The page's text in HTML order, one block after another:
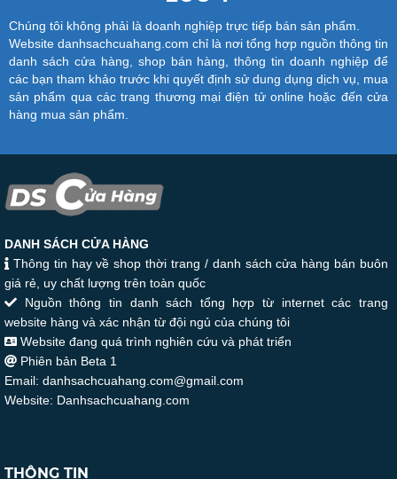
Chúng tôi không phải là doanh nghiệp trực tiếp bán sản phẩm.
Website danhsachcuahang.com chỉ là nơi tổng hợp nguồn thông tin
danh sách cửa hàng, shop bán hàng, thông tin doanh nghiệp để
các bạn tham khảo trước khi quyết định sử dung dụng dịch vụ, mua
sản phẩm qua các trang thương mại điện tử online hoặc đến cửa
hàng mua sản phẩm.
DANH SÁCH CỬA HÀNG
Thông tin hay về shop thời trang / danh sách cửa hàng bán buôn
giá rẻ, uy chất lượng trên toàn quốc
Nguồn thông tin danh sách tổng hợp từ internet các trang
website hàng và xác nhận từ đội ngủ của chúng tôi
Website đang quá trình nghiên cứu và phát triển
Phiên bản Beta 1
Email: danhsachcuahang.com@gmail.com
Website: Danhsachcuahang.com
THÔNG TIN